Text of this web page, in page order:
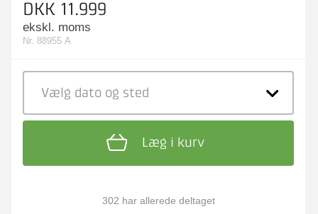
DKK 11.999
ekskl. moms
Nr. 88955 A
Vælg dato og sted
Læg i kurv
302 har allerede deltaget